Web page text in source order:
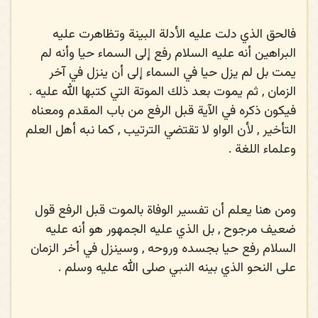
فالحق الذي دلت عليه الأدلة البينة وتظاهرت عليه
البراهين أنه عليه السلام رفع إلى السماء حيا وأنه لم
يمت بل لم يزل حيا في السماء إلى أن ينزل في آخر
الزمان , ثم يموت بعد ذلك الموتة التي كتبها الله عليه .
فيكون ذكره في الآية قبل الرفع من باب المقدم ومعناه
التأخير , لأن الواو لا تقتضي الترتيب , كما نبه أهل العلم
وعلماء اللغة .
ومن هنا يعلم أن تفسير الوفاة بالموت قبل الرفع قول
ضعيف مرجوح , بل الذي عليه الجمهور هو أنه عليه
السلام رفع حيا بجسده وروحه , وسينزل في أخر الزمان
على النحو الذي بينه النبي صلى الله عليه وسلم .